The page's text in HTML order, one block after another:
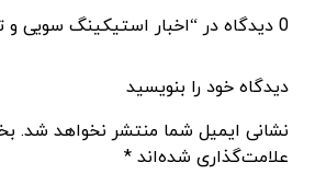
0 دیدگاه در “اخبار استیکینگ سویی و تأثیر آن بر قیمت”
دیدگاه خود را بنویسید
نشانی ایمیل شما منتشر نخواهد شد.
علامت‌گذاری شده‌اند *